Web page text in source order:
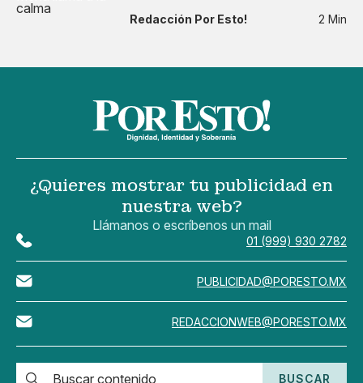
Redacción Por Esto! 2 Min
¿Quieres mostrar tu publicidad en
nuestra web?
Llámanos o escríbenos un mail
01 (999) 930 2782
PUBLICIDAD@PORESTO.MX
REDACCIONWEB@PORESTO.MX
BUSCAR